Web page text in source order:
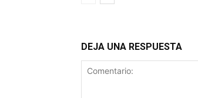
DEJA UNA RESPUESTA